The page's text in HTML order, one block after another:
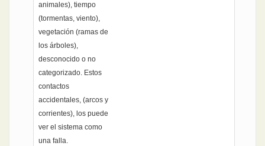
animales), tiempo
(tormentas, viento),
vegetación (ramas de
los árboles),
desconocido o no
categorizado. Estos
contactos
accidentales, (arcos y
corrientes), los puede
ver el sistema como
una falla.